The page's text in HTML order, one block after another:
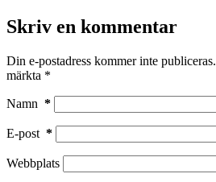
Skriv en kommentar
Din e-postadress kommer inte publiceras.
märkta *
Namn *
E-post *
Webbplats